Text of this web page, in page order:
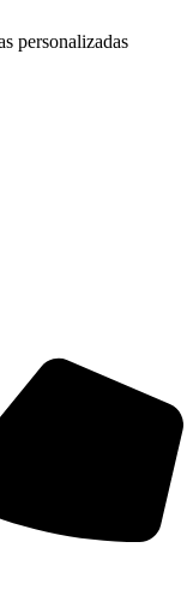
personalizadas